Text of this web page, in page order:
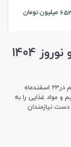
1404
به لطف الهی و همت شما همراهان عزیز، توفیق داشتیم در23 اسفندماه
و مواد غذایی را به
نیازمندان